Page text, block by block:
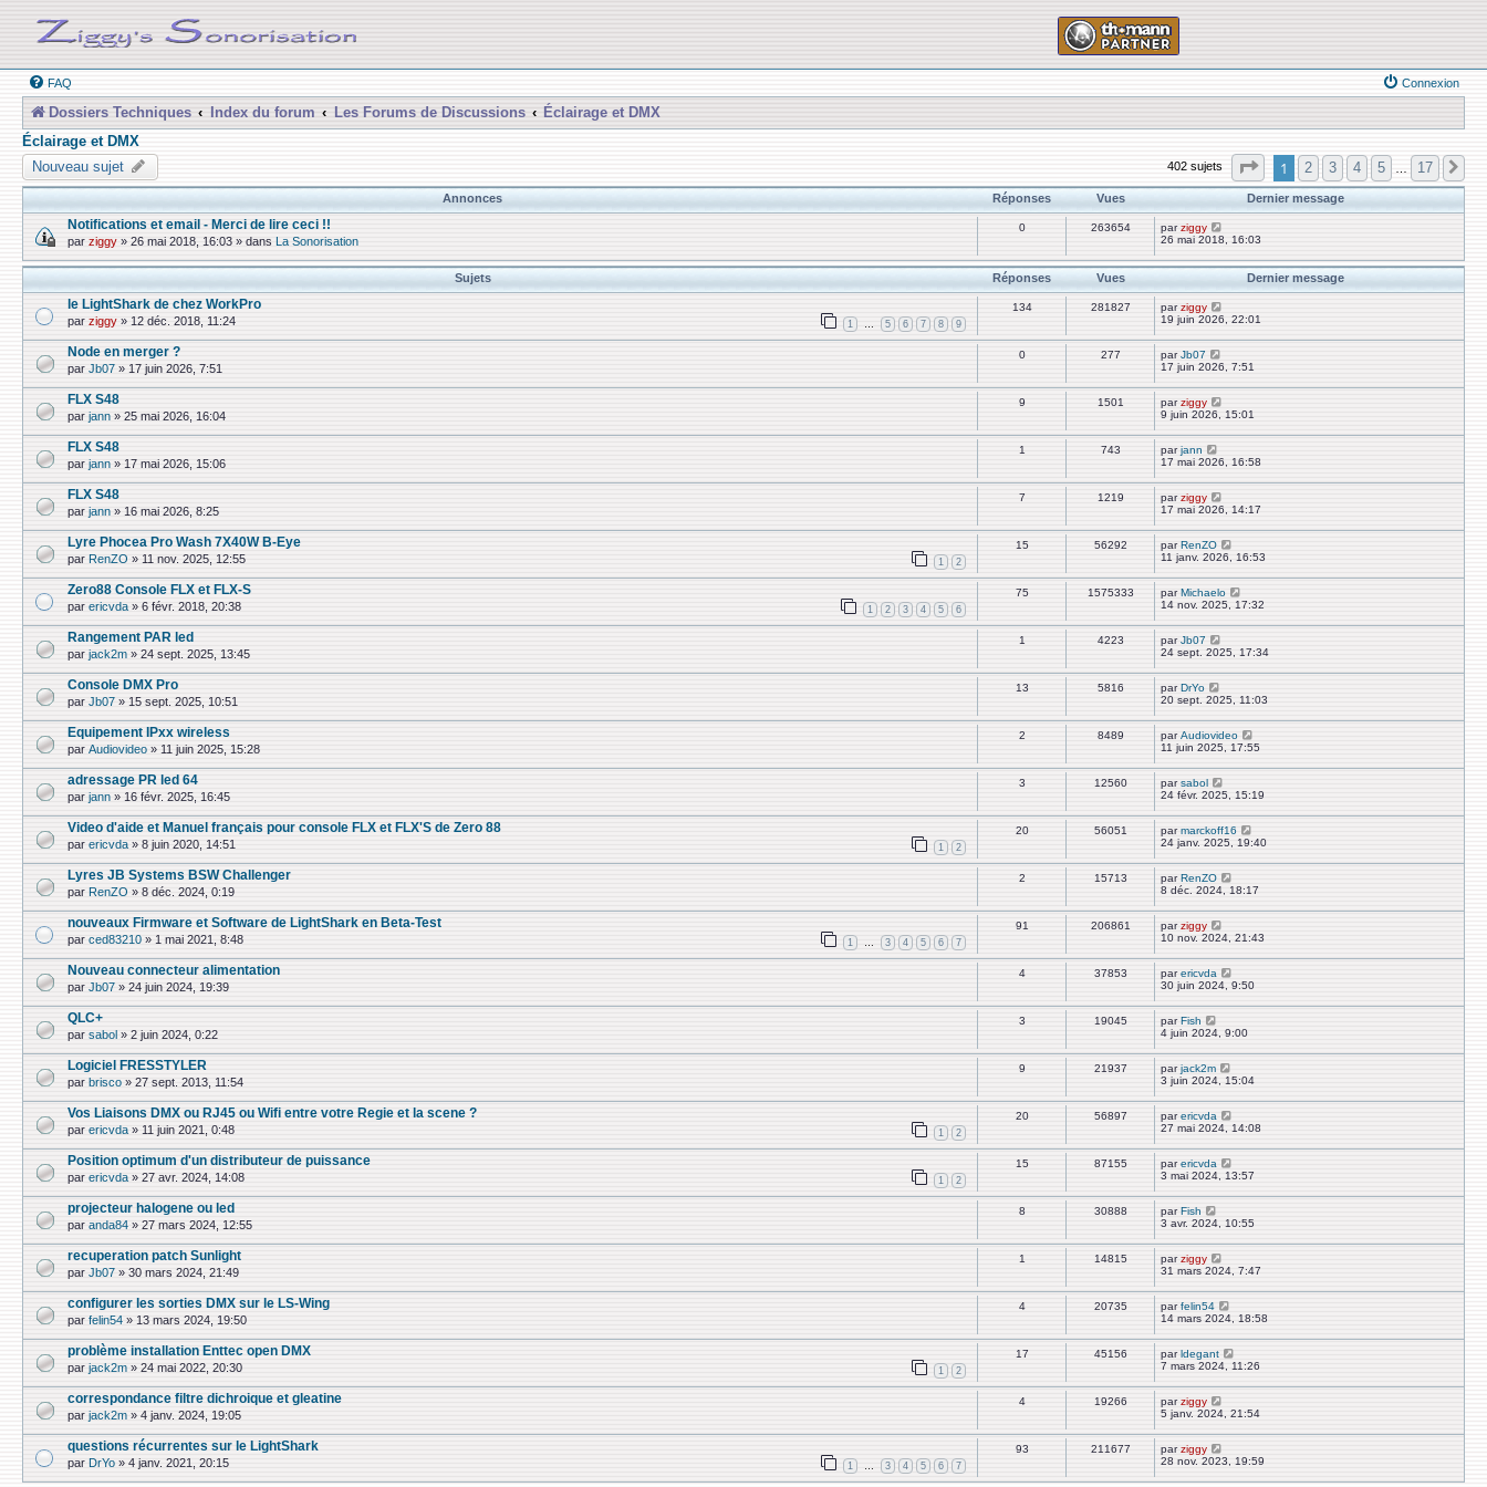
FAQ Connexion
Dossiers Techniques Index du forum Les Forums de Discussions
Éclairage et DMX
Éclairage et DMX
Nouveau sujet
402 sujets Page sur17
1 2 3 4 5 17
Annonces Réponses Vues Dernier message
Notifications et email - Merci de lire ceci !!
par ziggy » 26 mai 2018, 16:03 » dans La Sonorisation
0 263654 parziggy
26 mai 2018, 16:03
Sujets Réponses Vues Dernier message
le LightShark de chez WorkPro
par ziggy » 12 déc. 2018, 11:24 1 … 5 6 7 8 9
134 281827 parziggy
19 juin 2026, 22:01
Node en merger ?
par Jb07 » 17 juin 2026, 7:51
0 277 parJb07
17 juin 2026, 7:51
FLX S48
par jann » 25 mai 2026, 16:04
9 1501 parziggy
9 juin 2026, 15:01
FLX S48
par jann » 17 mai 2026, 15:06
1 743 parjann
17 mai 2026, 16:58
FLX S48
par jann » 16 mai 2026, 8:25
7 1219 parziggy
17 mai 2026, 14:17
Lyre Phocea Pro Wash 7X40W B-Eye
par RenZO » 11 nov. 2025, 12:55 1 2
15 56292 parRenZO
11 janv. 2026, 16:53
Zero88 Console FLX et FLX-S
par ericvda » 6 févr. 2018, 20:38 1 2 3 4 5 6
75 1575333 parMichaelo
14 nov. 2025, 17:32
Rangement PAR led
par jack2m » 24 sept. 2025, 13:45
1 4223 parJb07
24 sept. 2025, 17:34
Console DMX Pro
par Jb07 » 15 sept. 2025, 10:51
13 5816 parDrYo
20 sept. 2025, 11:03
Equipement IPxx wireless
par Audiovideo » 11 juin 2025, 15:28
2 8489 parAudiovideo
11 juin 2025, 17:55
adressage PR led 64
par jann » 16 févr. 2025, 16:45
3 12560 parsabol
24 févr. 2025, 15:19
Video d'aide et Manuel français pour console FLX et FLX'S de Zero 88
par ericvda » 8 juin 2020, 14:51 1 2
20 56051 parmarckoff16
24 janv. 2025, 19:40
Lyres JB Systems BSW Challenger
par RenZO » 8 déc. 2024, 0:19
2 15713 parRenZO
8 déc. 2024, 18:17
nouveaux Firmware et Software de LightShark en Beta-Test
par ced83210 » 1 mai 2021, 8:48 1 … 3 4 5 6 7
91 206861 parziggy
10 nov. 2024, 21:43
Nouveau connecteur alimentation
par Jb07 » 24 juin 2024, 19:39
4 37853 parericvda
30 juin 2024, 9:50
QLC+
par sabol » 2 juin 2024, 0:22
3 19045 parFish
4 juin 2024, 9:00
Logiciel FRESSTYLER
par brisco » 27 sept. 2013, 11:54
9 21937 parjack2m
3 juin 2024, 15:04
Vos Liaisons DMX ou RJ45 ou Wifi entre votre Regie et la scene ?
par ericvda » 11 juin 2021, 0:48 1 2
20 56897 parericvda
27 mai 2024, 14:08
Position optimum d'un distributeur de puissance
par ericvda » 27 avr. 2024, 14:08 1 2
15 87155 parericvda
3 mai 2024, 13:57
projecteur halogene ou led
par anda84 » 27 mars 2024, 12:55
8 30888 parFish
3 avr. 2024, 10:55
recuperation patch Sunlight
par Jb07 » 30 mars 2024, 21:49
1 14815 parziggy
31 mars 2024, 7:47
configurer les sorties DMX sur le LS-Wing
par felin54 » 13 mars 2024, 19:50
4 20735 parfelin54
14 mars 2024, 18:58
problème installation Enttec open DMX
par jack2m » 24 mai 2022, 20:30 1 2
17 45156 parldegant
7 mars 2024, 11:26
correspondance filtre dichroique et gleatine
par jack2m » 4 janv. 2024, 19:05
4 19266 parziggy
5 janv. 2024, 21:54
questions récurrentes sur le LightShark
par DrYo » 4 janv. 2021, 20:15 1 … 3 4 5 6 7
93 211677 parziggy
28 nov. 2023, 19:59